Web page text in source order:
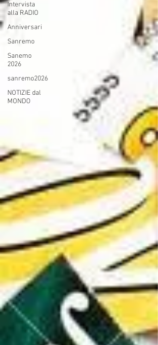
Intervista
alla RADIO
Anniversari
Sanremo
Sanemo
2026
sanremo2026
NOTIZIE dal
MONDO